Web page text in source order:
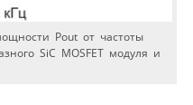
Pout от частоты
SiC MOSFET модуля и